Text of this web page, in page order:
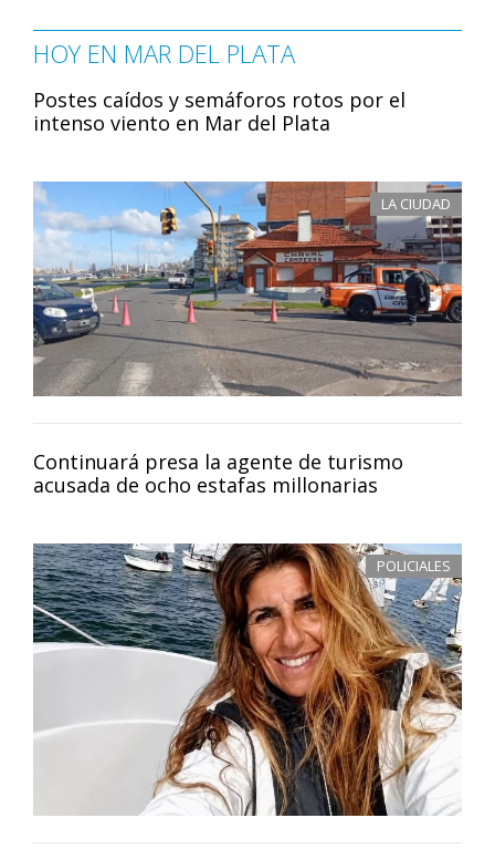
HOY EN MAR DEL PLATA
Postes caídos y semáforos rotos por el
intenso viento en Mar del Plata
LA CIUDAD
Continuará presa la agente de turismo
acusada de ocho estafas millonarias
POLICIALES